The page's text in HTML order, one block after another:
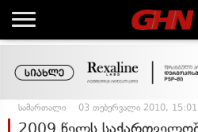
სამართალი 03 თებერვალი 2010, 15:01